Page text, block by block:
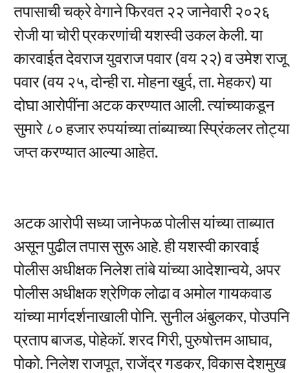
तपासाची चक्रे वेगाने फिरवत २२ जानेवारी २०२६
रोजी या चोरी प्रकरणांची यशस्वी उकल केली. या
कारवाईत देवराज युवराज पवार (वय २२) व उमेश राजू
पवार (वय २५, दोन्ही रा. मोहना खुर्द, ता. मेहकर) या
दोघा आरोपींना अटक करण्यात आली. त्यांच्याकडून
सुमारे ८० हजार रुपयांच्या तांब्याच्या स्प्रिंकलर तोट्या
जप्त करण्यात आल्या आहेत.
अटक आरोपी सध्या जानेफळ पोलीस यांच्या ताब्यात
असून पुढील तपास सुरू आहे. ही यशस्वी कारवाई
पोलीस अधीक्षक निलेश तांबे यांच्या आदेशान्वये, अपर
पोलीस अधीक्षक श्रेणिक लोढा व अमोल गायकवाड
यांच्या मार्गदर्शनाखाली पोनि. सुनील अंबुलकर, पोउपनि
प्रताप बाजड, पोहेकॉ. शरद गिरी, पुरुषोत्तम आघाव,
पोको. निलेश राजपूत, राजेंद्र गडकर, विकास देशमुख